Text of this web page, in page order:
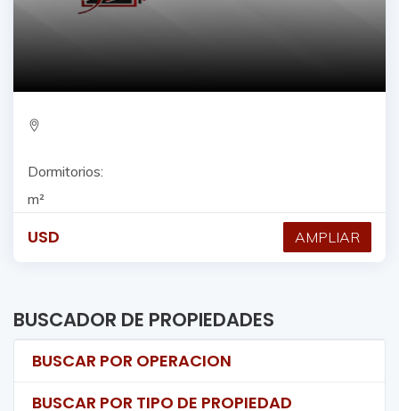
Dormitorios:
m²
USD AMPLIAR
BUSCADOR DE PROPIEDADES
BUSCAR POR OPERACION
BUSCAR POR TIPO DE PROPIEDAD